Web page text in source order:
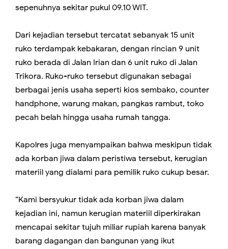
sepenuhnya sekitar pukul 09.10 WIT.
Dari kejadian tersebut tercatat sebanyak 15 unit
ruko terdampak kebakaran, dengan rincian 9 unit
ruko berada di Jalan Irian dan 6 unit ruko di Jalan
Trikora. Ruko-ruko tersebut digunakan sebagai
berbagai jenis usaha seperti kios sembako, counter
handphone, warung makan, pangkas rambut, toko
pecah belah hingga usaha rumah tangga.
Kapolres juga menyampaikan bahwa meskipun tidak
ada korban jiwa dalam peristiwa tersebut, kerugian
materiil yang dialami para pemilik ruko cukup besar.
“Kami bersyukur tidak ada korban jiwa dalam
kejadian ini, namun kerugian materiil diperkirakan
mencapai sekitar tujuh miliar rupiah karena banyak
barang dagangan dan bangunan yang ikut